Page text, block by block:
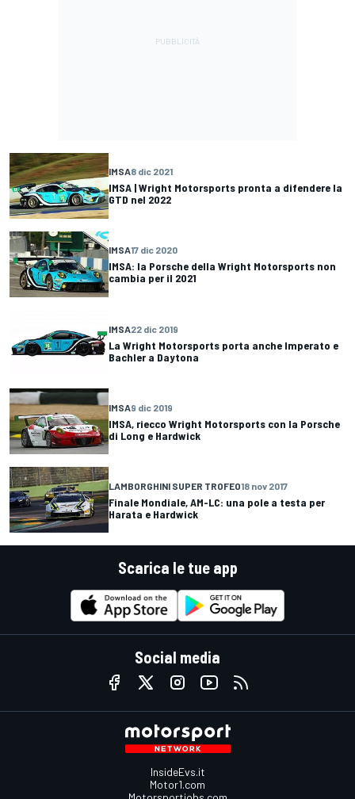
IMSA8 dic 2021
IMSA | Wright Motorsports pronta a difendere la
GTD nel 2022
IMSA17 dic 2020
IMSA: la Porsche della Wright Motorsports non
cambia per il 2021
IMSA22 dic 2019
La Wright Motorsports porta anche Imperato e
Bachler a Daytona
IMSA9 dic 2019
IMSA, riecco Wright Motorsports con la Porsche
di Long e Hardwick
LAMBORGHINI SUPER TROFEO18 nov 2017
Finale Mondiale, AM-LC: una pole a testa per
Harata e Hardwick
Scarica le tue app
Social media
InsideEvs.it
Motor1.com